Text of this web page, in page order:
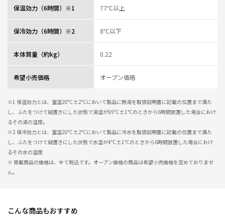
保温効力（6時間）※1 77℃以上
保冷効力（6時間）※2 8℃以下
本体質量（約kg） 0.22
希望小売価格 オープン価格
※1 保温効力とは、室温20°C±2°Cにおいて製品に熱湯を取扱説明書に記載の位置まで満た
し、ふたをつけて縦置きにした状態で湯温が95°C±1°Cのときから6時間放置した場合におけ
るその湯の温度。
※2 保冷効力とは、室温20°C±2°Cにおいて製品に冷水を取扱説明書に記載の位置まで満た
し、ふたをつけて縦置きにした状態で水温が4°C±1°Cのときから6時間放置した場合におけ
るその水の温度
※ 掲載商品の価格は、全て税込です。オープン価格の商品は希望小売価格を定めておりませ
ん。
こんな商品もおすすめ